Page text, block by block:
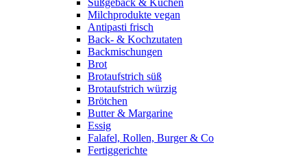
Süßgebäck & Kuchen
Milchprodukte vegan
Antipasti frisch
Back- & Kochzutaten
Backmischungen
Brot
Brotaufstrich süß
Brotaufstrich würzig
Brötchen
Butter & Margarine
Essig
Falafel, Rollen, Burger & Co
Fertiggerichte